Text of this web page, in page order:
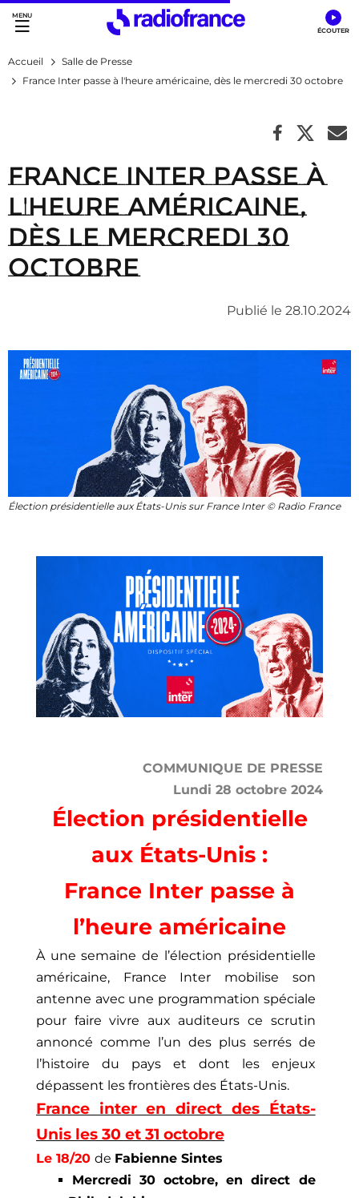
Accès direct :
Menu principal
Contenu
Accueil
Salle de Presse
France Inter passe à l'heure américaine, dès le mercredi 30 octobre
France Inter passe à
l'heure américaine,
dès le mercredi 30
octobre
Publié le 28.10.2024
Élection présidentielle aux États-Unis sur France Inter © Radio France
COMMUNIQUE DE PRESSE
Lundi 28 octobre 2024
Élection présidentielle
aux États-Unis :
France Inter passe à
l’heure américaine
À une semaine de l’élection présidentielle
américaine, France Inter mobilise son
antenne avec une programmation spéciale
pour faire vivre aux auditeurs ce scrutin
annoncé comme l’un des plus serrés de
l’histoire du pays et dont les enjeux
dépassent les frontières des États-Unis.
France inter en direct des États-
Unis les 30 et 31 octobre
Le 18/20 de Fabienne Sintes
Mercredi 30 octobre, en direct de